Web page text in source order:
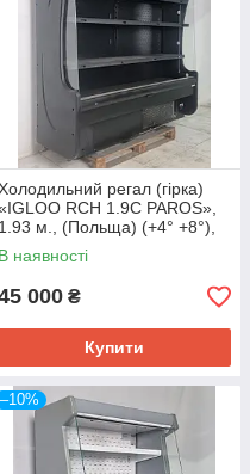
регал (гірка)
RCH 1.9C PAROS»,
1.93 м., (Польща) (+4° +8°),
Б/у
В наявності
000 ₴
Купити
–10%